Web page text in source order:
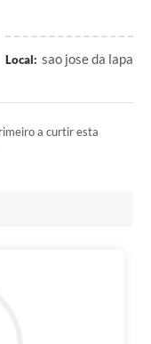
Local: sao jose da lapa
a curtir esta